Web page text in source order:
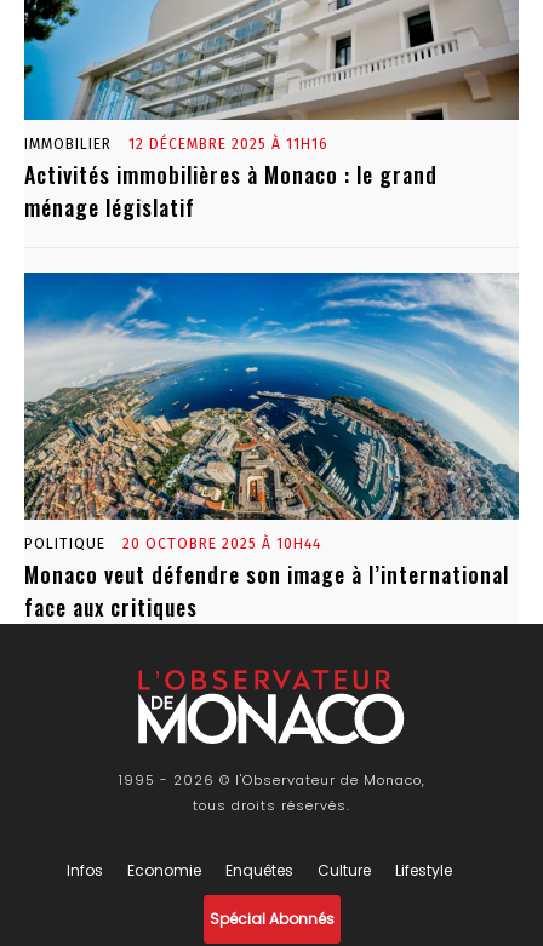
IMMOBILIER 12 DÉCEMBRE 2025 À 11H16
Activités immobilières à Monaco : le grand
ménage législatif
POLITIQUE 20 OCTOBRE 2025 À 10H44
Monaco veut défendre son image à l’international
face aux critiques
1995 - 2026 © l'Observateur de Monaco,
tous droits réservés.
Infos Economie Enquêtes Culture Lifestyle
Spécial Abonnés